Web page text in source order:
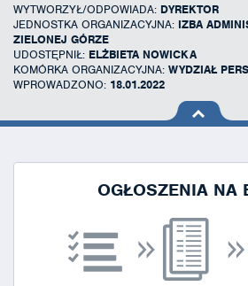
WYTWORZYŁ/ODPOWIADA: DYREKTOR
JEDNOSTKA ORGANIZACYJNA: IZBA
ZIELONEJ GÓRZE
UDOSTĘPNIŁ: ELŻBIETA NOWICKA
KOMÓRKA ORGANIZACYJNA: WYDZIAŁ
WPROWADZONO: 18.01.2022
na górę
OGŁOSZENIA NA